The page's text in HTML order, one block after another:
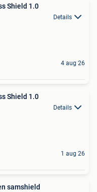
Shield 1.0
Details
4 aug 26
Shield 1.0
Details
1 aug 26
samshield